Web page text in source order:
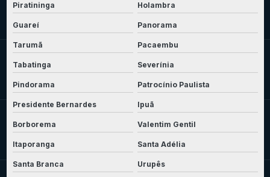
Piratininga Holambra
Guareí Panorama
Tarumã Pacaembu
Tabatinga Severínia
Pindorama Patrocínio Paulista
Presidente Bernardes Ipuã
Borborema Valentim Gentil
Itaporanga Santa Adélia
Santa Branca Urupês